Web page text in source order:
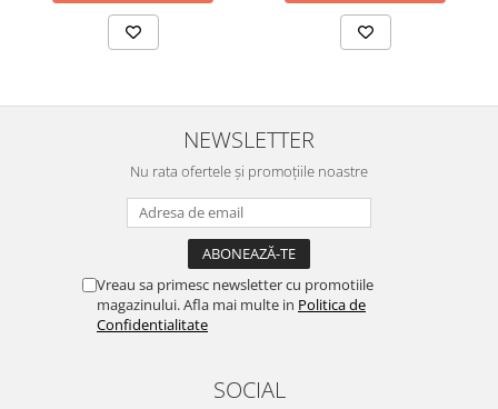
NEWSLETTER
Nu rata ofertele și promoțiile noastre
Vreau sa primesc newsletter cu promotiile
magazinului. Afla mai multe in Politica de
Confidentialitate
SOCIAL